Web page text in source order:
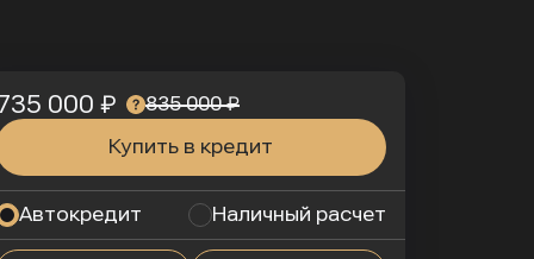
000 ₽
835 000 ₽
Купить в кредит
Автокредит Наличный расчет